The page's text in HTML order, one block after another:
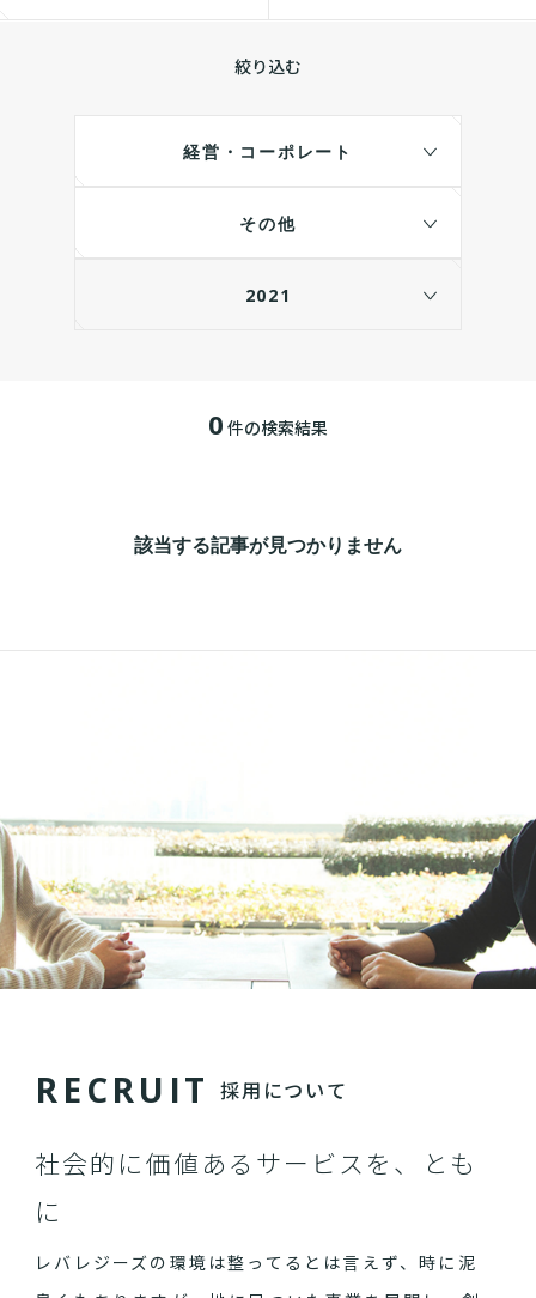
絞り込む
経営・コーポレート
その他
2021
0 件の検索結果
該当する記事が見つかりません
RECRU IT 採用について
社会的に価値あるサービスを、とも
に
レバレジーズの環境は整ってるとは言えず、時に泥